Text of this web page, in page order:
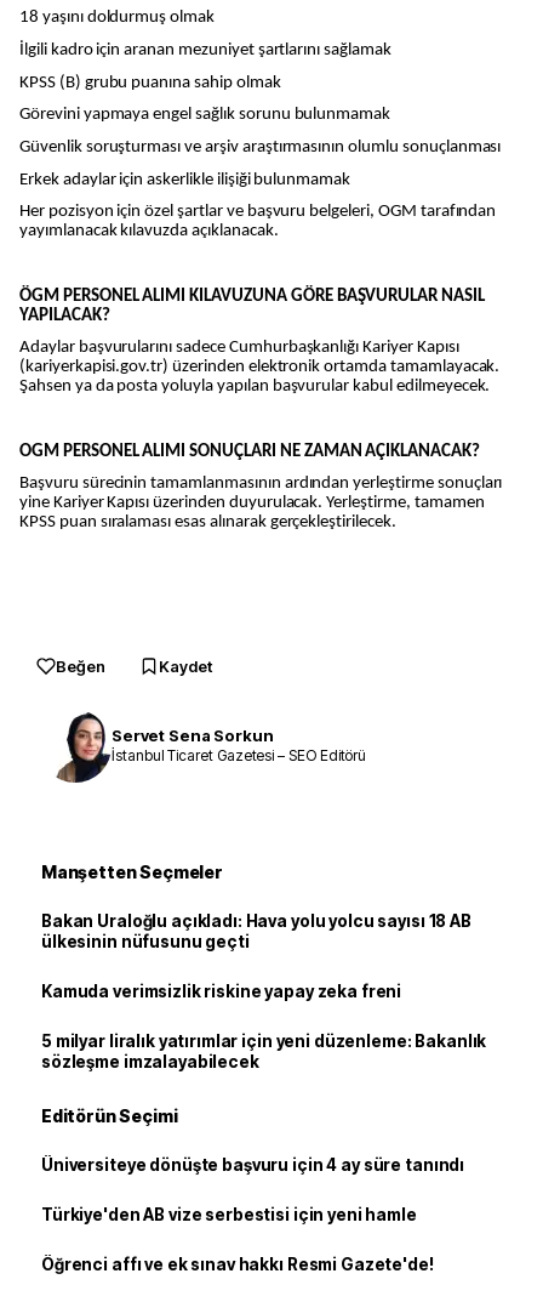
18 yaşını doldurmuş olmak
İlgili kadro için aranan mezuniyet şartlarını sağlamak
KPSS (B) grubu puanına sahip olmak
Görevini yapmaya engel sağlık sorunu bulunmamak
Güvenlik soruşturması ve arşiv araştırmasının olumlu sonuçlanması
Erkek adaylar için askerlikle ilişiği bulunmamak
Her pozisyon için özel şartlar ve başvuru belgeleri, OGM tarafından
yayımlanacak kılavuzda açıklanacak.
ÖGM PERSONEL ALIMI KILAVUZUNA GÖRE BAŞVURULAR NASIL
YAPILACAK?
Adaylar başvurularını sadece Cumhurbaşkanlığı Kariyer Kapısı
(kariyerkapisi.gov.tr) üzerinden elektronik ortamda tamamlayacak.
Şahsen ya da posta yoluyla yapılan başvurular kabul edilmeyecek.
OGM PERSONEL ALIMI SONUÇLARI NE ZAMAN AÇIKLANACAK?
Başvuru sürecinin tamamlanmasının ardından yerleştirme sonuçları
yine Kariyer Kapısı üzerinden duyurulacak. Yerleştirme, tamamen
KPSS puan sıralaması esas alınarak gerçekleştirilecek.
Beğen Kaydet
Servet Sena Sorkun
İstanbul Ticaret Gazetesi – SEO Editörü
Manşetten Seçmeler
Bakan Uraloğlu açıkladı: Hava yolu yolcu sayısı 18 AB
ülkesinin nüfusunu geçti
Kamuda verimsizlik riskine yapay zeka freni
5 milyar liralık yatırımlar için yeni düzenleme: Bakanlık
sözleşme imzalayabilecek
Editörün Seçimi
Üniversiteye dönüşte başvuru için 4 ay süre tanındı
Türkiye'den AB vize serbestisi için yeni hamle
Öğrenci affı ve ek sınav hakkı Resmi Gazete'de!